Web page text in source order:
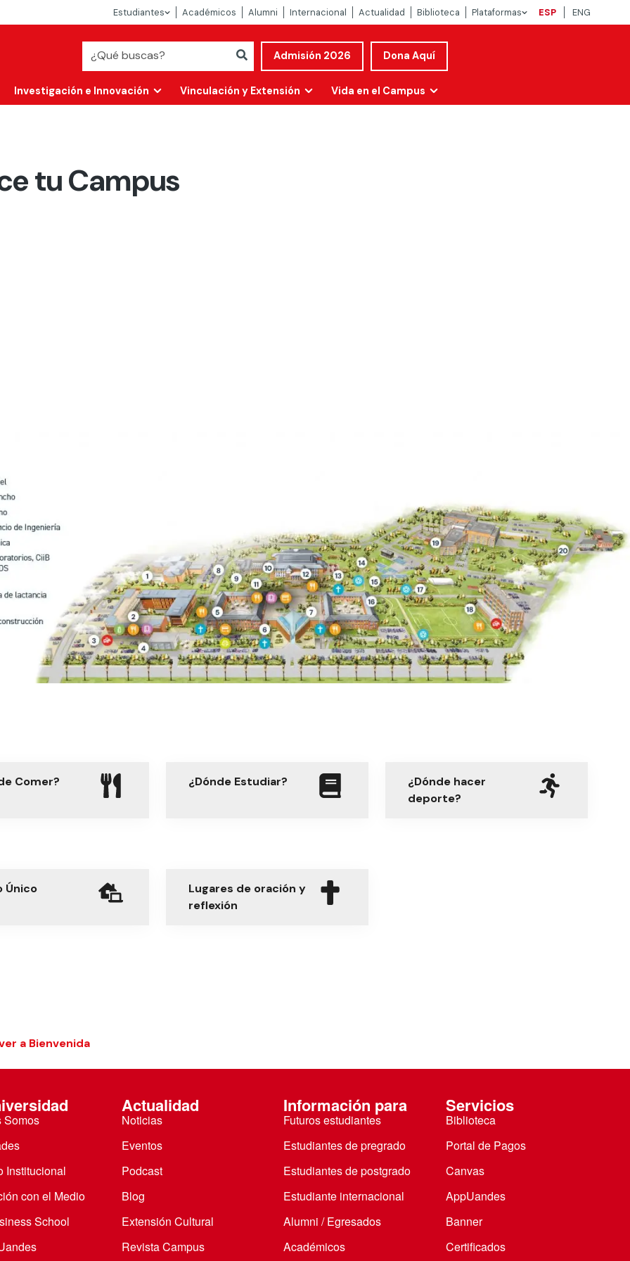
Estudiantes Académicos Alumni Internacional Actualidad Biblioteca Plataformas ESP ENG
Admisión 2026 Dona Aquí
Investigación e Innovación Vinculación y Extensión Vida en el Campus
tu Campus
Comer? ¿Dónde Estudiar?
¿Dónde hacer
deporte?
Único
Lugares de oración y
reflexión
a Bienvenida
Somos
Institucional
con el Medio
School
Actualidad
Noticias
Eventos
Podcast
Blog
Extensión Cultural
Revista Campus
Información para
Futuros estudiantes
Estudiantes de pregrado
Estudiantes de postgrado
Estudiante internacional
Alumni / Egresados
Académicos
Servicios
Biblioteca
Portal de Pagos
Canvas
AppUandes
Banner
Certificados